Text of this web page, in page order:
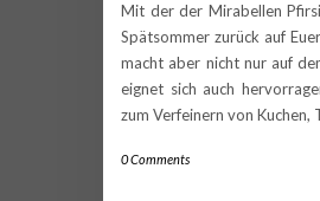
Mit der der Mirabellen
Spätsommer zurück auf
macht aber nicht nur auf
eignet sich auch
zum Verfeinern von Kuchen,
0 Comments